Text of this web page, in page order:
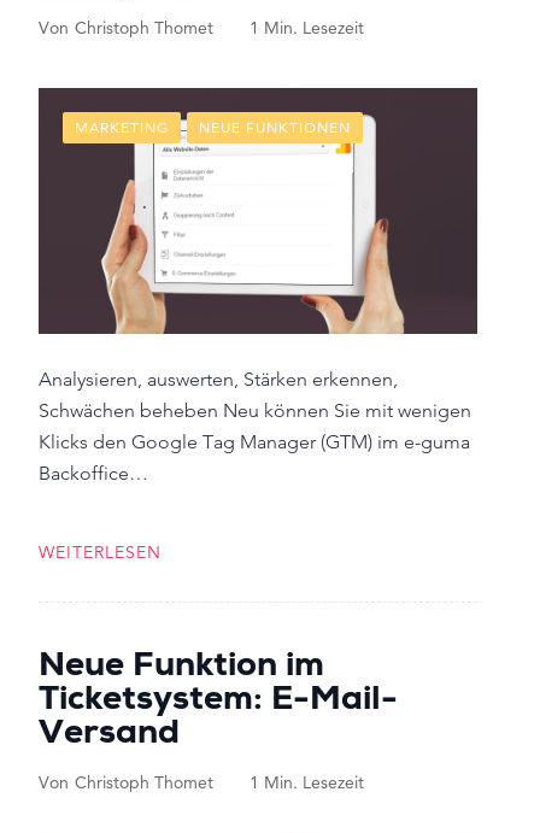
Von Christoph Thomet 1 Min. Lesezeit
MARKETING NEUE FUNKTIONEN
Analysieren, auswerten, Stärken erkennen,
Schwächen beheben Neu können Sie mit wenigen
Klicks den Google Tag Manager (GTM) im e-guma
Backoffice…
WEITERLESEN
Neue Funktion im
Ticketsystem: E-Mail-
Versand
Von Christoph Thomet 1 Min. Lesezeit